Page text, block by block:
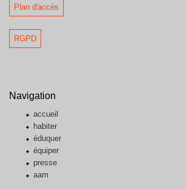
Plan d'accès
RGPD
Navigation
accueil
habiter
éduquer
équiper
presse
aam